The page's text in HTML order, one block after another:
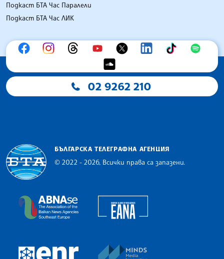
Подкаст БТА Час Паралели
Подкаст БТА Час ЛИК
02 9262 210
БЪЛГАРСКА ТЕЛЕГРАФНА АГЕНЦИЯ
© 2022 - 2026, Всички права са запазени.
The Assocoation of the Balkan News Agencies
European Newsroom